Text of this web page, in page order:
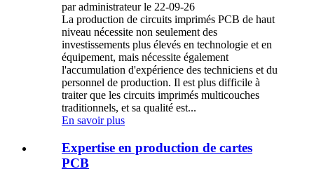
par administrateur le 22-09-26
La production de circuits imprimés PCB de haut
niveau nécessite non seulement des
investissements plus élevés en technologie et en
équipement, mais nécessite également
l'accumulation d'expérience des techniciens et du
personnel de production. Il est plus difficile à
traiter que les circuits imprimés multicouches
traditionnels, et sa qualité est...
En savoir plus
Expertise en production de cartes
PCB